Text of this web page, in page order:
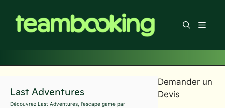
contenu
Menu
Last Adventures
Découvrez Last Adventures, l'escape game par
Demander un
Devis